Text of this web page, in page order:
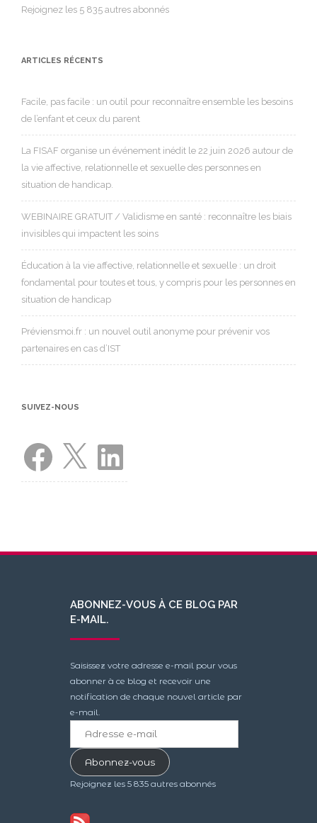
Rejoignez les 5 835 autres abonnés
ARTICLES RÉCENTS
Facile, pas facile : un outil pour reconnaître ensemble les besoins
de l’enfant et ceux du parent
La FISAF organise un événement inédit le 22 juin 2026 autour de
la vie affective, relationnelle et sexuelle des personnes en
situation de handicap.
WEBINAIRE GRATUIT / Validisme en santé : reconnaître les biais
invisibles qui impactent les soins
Éducation à la vie affective, relationnelle et sexuelle : un droit
fondamental pour toutes et tous, y compris pour les personnes en
situation de handicap
Préviensmoi.fr : un nouvel outil anonyme pour prévenir vos
partenaires en cas d’IST
SUIVEZ-NOUS
Facebook LinkedIn
ABONNEZ-VOUS À CE BLOG PAR
E-MAIL.
Saisissez votre adresse e-mail pour vous
abonner à ce blog et recevoir une
notification de chaque nouvel article par
e-mail.
mailAbonnez-vous
Rejoignez les 5 835 autres abonnés